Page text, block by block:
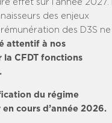
effet sur l’année 2027. Il
des enjeux
des D3S ne
attentif à nos
la CFDT fonctions
du régime
cours d’année 2026.